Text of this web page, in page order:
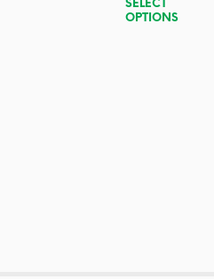
SELECT
OPTIONS